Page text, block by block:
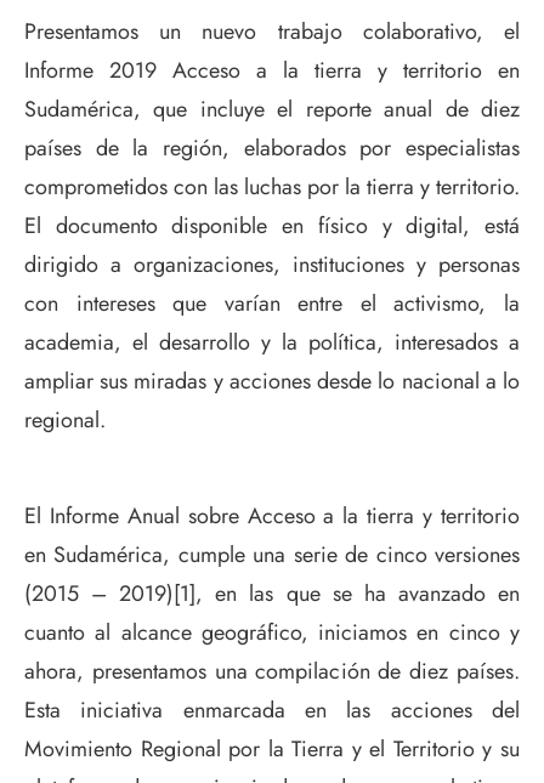
Presentamos un nuevo trabajo colaborativo, el
Informe 2019 Acceso a la tierra y territorio en
Sudamérica, que incluye el reporte anual de diez
países de la región, elaborados por especialistas
comprometidos con las luchas por la tierra y territorio.
El documento disponible en físico y digital, está
dirigido a organizaciones, instituciones y personas
con intereses que varían entre el activismo, la
academia, el desarrollo y la política, interesados a
ampliar sus miradas y acciones desde lo nacional a lo
regional.
El Informe Anual sobre Acceso a la tierra y territorio
en Sudamérica, cumple una serie de cinco versiones
(2015 – 2019)[1], en las que se ha avanzado en
cuanto al alcance geográfico, iniciamos en cinco y
ahora, presentamos una compilación de diez países.
Esta iniciativa enmarcada en las acciones del
Movimiento Regional por la Tierra y el Territorio y su